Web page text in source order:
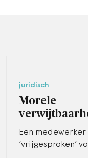
juridisch
Morele
Een
‘vrijgesproken’